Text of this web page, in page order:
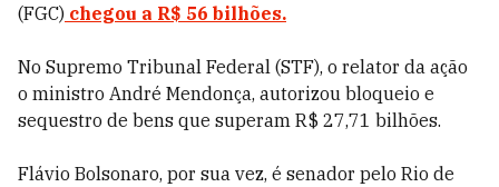
(FGC) chegou a R$ 56 bilhões.
No Supremo Tribunal Federal (STF), o relator da ação
o ministro André Mendonça, autorizou bloqueio e
sequestro de bens que superam R$ 27,71 bilhões.
Flávio Bolsonaro, por sua vez, é senador pelo Rio de